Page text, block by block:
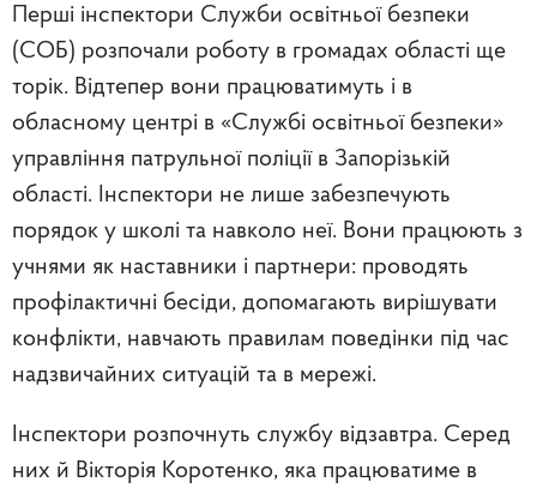
Перші інспектори Служби освітньої безпеки
(СОБ) розпочали роботу в громадах області ще
торік. Відтепер вони працюватимуть і в
обласному центрі в «Службі освітньої безпеки»
управління патрульної поліції в Запорізькій
області. Інспектори не лише забезпечують
порядок у школі та навколо неї. Вони працюють з
учнями як наставники і партнери: проводять
профілактичні бесіди, допомагають вирішувати
конфлікти, навчають правилам поведінки під час
надзвичайних ситуацій та в мережі.
Інспектори розпочнуть службу відзавтра. Серед
них й Вікторія Коротенко, яка працюватиме в